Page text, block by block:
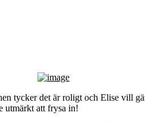
tycker det är roligt och Elise vill
utmärkt att frysa in!